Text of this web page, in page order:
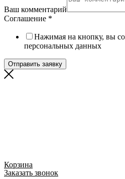
Ваш комментарий
Соглашение *
Нажимая на кнопку, вы
персональных данных
Отправить заявку
Корзина
Заказать звонок